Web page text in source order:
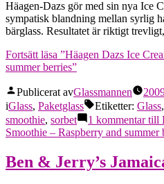
Häagen-Dazs gör med sin nya Ice
sympatisk blandning mellan syrlig
bärglass. Resultatet är riktigt
Fortsätt läsa ”Häagen Dazs Ice
summer berries”
Publicerat avGlassmannen
iGlass, Paketglass Etiketter: Glass,
smoothie, sorbet 1 kommentartill
Smoothie – Raspberry and summer
Ben & Jerry’s